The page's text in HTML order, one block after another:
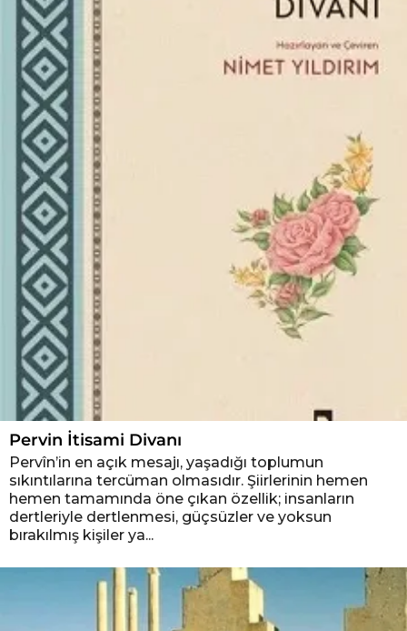
Pervin İtisami Divanı
Pervîn’in en açık mesajı, yaşadığı toplumun
sıkıntılarına tercüman olmasıdır. Şiirlerinin hemen
hemen tamamında öne çıkan özellik; insanların
dertleriyle dertlenmesi, güçsüzler ve yoksun
bırakılmış kişiler ya...